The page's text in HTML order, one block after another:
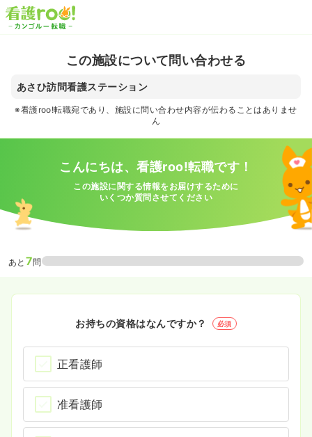
この施設について問い合わせる
あさひ訪問看護ステーション
※看護roo!転職宛であり、施設に問い合わせ内容が伝わることはありませ
ん
こんにちは、看護roo!転職です！
この施設に関する情報をお届けするために
いくつか質問させてください
あと 7問
お持ちの資格はなんですか？ 必須
正看護師
准看護師